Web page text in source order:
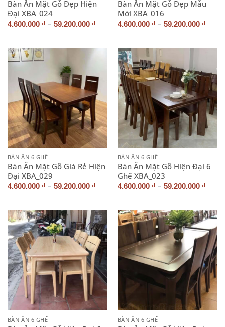
Bàn Ăn Mặt Gỗ Đẹp Hiện
Đại XBA_024
4.600.000 ₫ – 59.200.000 ₫
Bàn Ăn Mặt Gỗ Đẹp Mẫu
Mới XBA_016
4.600.000 ₫ – 59.200.000 ₫
BÀN ĂN 6 GHẾ
Bàn Ăn Mặt Gỗ Giá Rẻ Hiện
Đại XBA_029
4.600.000 ₫ – 59.200.000 ₫
BÀN ĂN 6 GHẾ
Bàn Ăn Mặt Gỗ Hiện Đại 6
Ghế XBA_023
4.600.000 ₫ – 59.200.000 ₫
BÀN ĂN 6 GHẾ BÀN ĂN 6 GHẾ